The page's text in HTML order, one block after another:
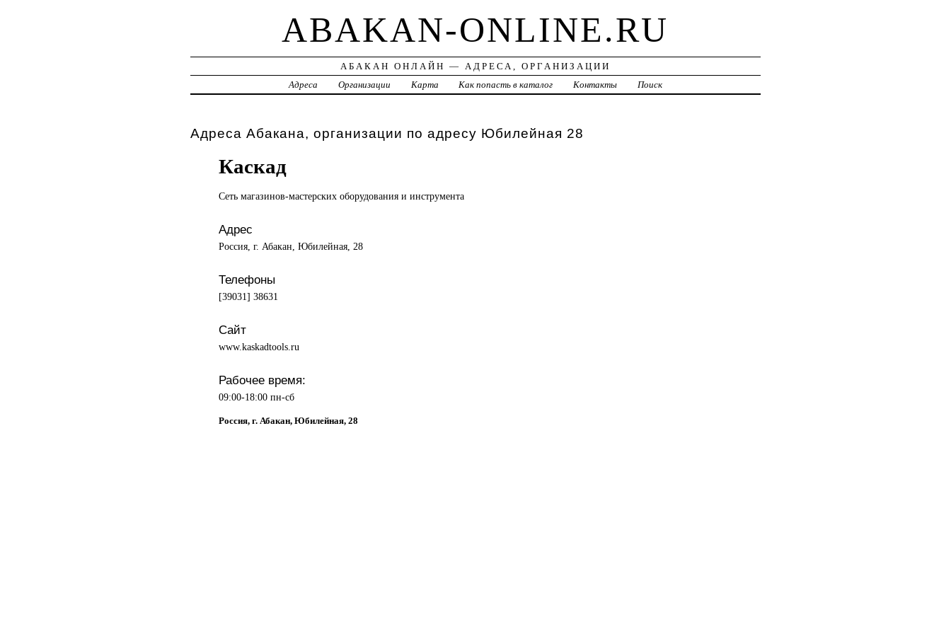
ABAKAN-ONLINE.RU
АБАКАН ОНЛАЙН — АДРЕСА, ОРГАНИЗАЦИИ
Адреса
Организации Карта Как попасть в каталог Контакты Поиск
Адреса Абакана, организации по адресу Юбилейная 28
Каскад
Сеть магазинов-мастерских оборудования и инструмента
Адрес
Россия, г. Абакан, Юбилейная, 28
Телефоны
[39031] 38631
Сайт
www.kaskadtools.ru
Рабочее время:
09:00-18:00 пн-сб
Россия, г. Абакан, Юбилейная, 28